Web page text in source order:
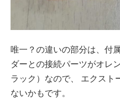
唯一？の違いの部分は、付
ダーとの接続パーツがオレ
ラック）なので、 エクスト
ないかもです。